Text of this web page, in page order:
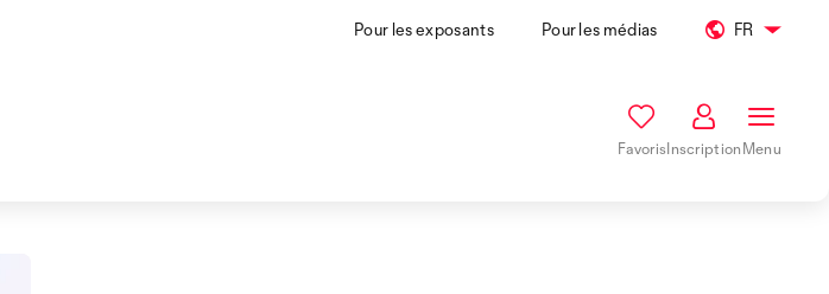
Pour les exposants Pour les médias FR
FavorisInscriptionMenu